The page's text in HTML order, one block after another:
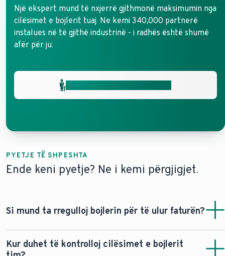
Një ekspert mund të nxjerrë gjithmonë maksimumin nga
cilësimet e bojlerit tuaj. Ne kemi 340,000 partnerë
instalues në të gjithë industrinë - i radhës është shumë
afër për ju.
Merrni ndihmë nga ekspertët
PYETJE TË SHPESHTA
Ende keni pyetje? Ne i kemi përgjigjet.
Si mund ta rregulloj bojlerin për të ulur faturën?
automatikisht nxehtësinë sipas stilit tuaj të jetesës: 21°C
Kur duhet të kontrolloj cilësimet e bojlerit